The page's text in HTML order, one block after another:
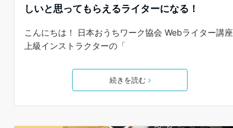
しいと思ってもらえるライターになる！
こんにちは！ 日本おうちワーク協会 Webライター講座
上級インストラクターの「
続きを読む